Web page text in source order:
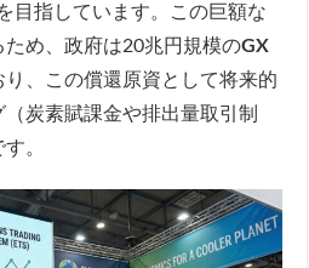
目指しています。この巨額な
め、政府は20兆円規模のGX
り、この償還原資として将来的
炭素賦課金や排出量取引制
。